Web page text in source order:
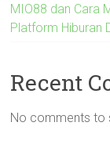
MIO88 dan Cara
Platform Hiburan
Recent
No comments to